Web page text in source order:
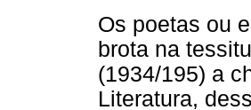
Os poetas ou
brota na
(1934/195) a
Literatura,